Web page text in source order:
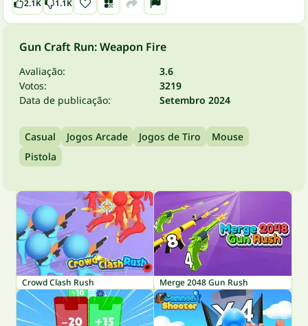
2.1K 1.1K
Gun Craft Run: Weapon Fire
Avaliação:
3.6
Votos:
3219
Data de publicação:
Setembro 2024
Casual Jogos Arcade Jogos de Tiro
Mouse
Pistola
Crowd Clash Rush Merge 2048 Gun Rush